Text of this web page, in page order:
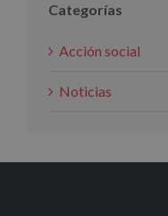
Categorías
Acción social
Noticias